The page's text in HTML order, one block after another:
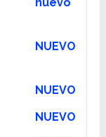
NUEVO
NUEVO
NUEVO